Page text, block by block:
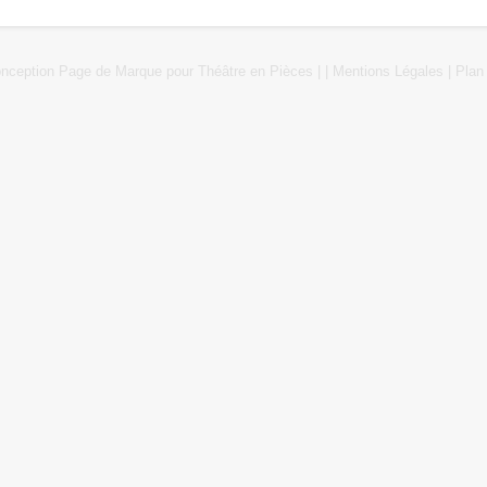
Page de Marque pour Théâtre en Pièces Mentions Légales